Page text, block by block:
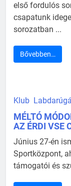
első fordulós
csapatunk
sorozatban ...
Bővebben…
Klub
MÉLTÓ
AZ ÉRDI VSE
Június 27-én
Sportközpont,
támogatói és